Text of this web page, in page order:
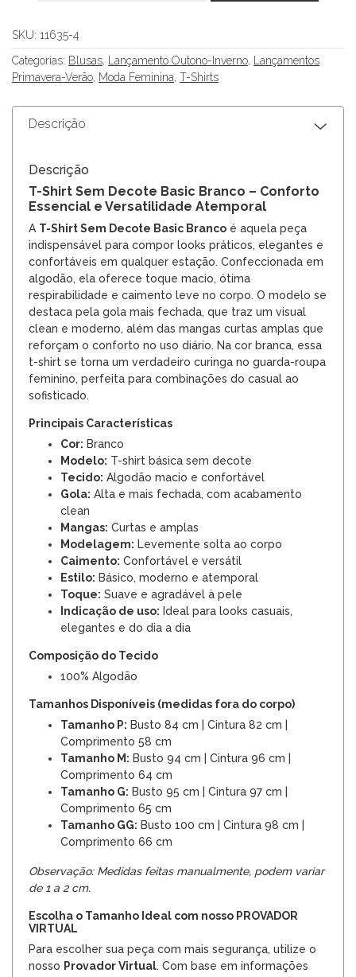
SKU: 11635-4
Categorias: Blusas, Lançamento Outono-Inverno, Lançamentos
Primavera-Verão, Moda Feminina, T-Shirts
Descrição
Descrição
T-Shirt Sem Decote Basic Branco – Conforto
Essencial e Versatilidade Atemporal
A T-Shirt Sem Decote Basic Branco é aquela peça
indispensável para compor looks práticos, elegantes e
confortáveis em qualquer estação. Confeccionada em
algodão, ela oferece toque macio, ótima
respirabilidade e caimento leve no corpo. O modelo se
destaca pela gola mais fechada, que traz um visual
clean e moderno, além das mangas curtas amplas que
reforçam o conforto no uso diário. Na cor branca, essa
t-shirt se torna um verdadeiro curinga no guarda-roupa
feminino, perfeita para combinações do casual ao
sofisticado.
Principais Características
Cor: Branco
Modelo: T-shirt básica sem decote
Tecido: Algodão macio e confortável
Gola: Alta e mais fechada, com acabamento
clean
Mangas: Curtas e amplas
Modelagem: Levemente solta ao corpo
Caimento: Confortável e versátil
Estilo: Básico, moderno e atemporal
Toque: Suave e agradável à pele
Indicação de uso: Ideal para looks casuais,
elegantes e do dia a dia
Composição do Tecido
100% Algodão
Tamanhos Disponíveis (medidas fora do corpo)
Tamanho P: Busto 84 cm | Cintura 82 cm |
Comprimento 58 cm
Tamanho M: Busto 94 cm | Cintura 96 cm |
Comprimento 64 cm
Tamanho G: Busto 95 cm | Cintura 97 cm |
Comprimento 65 cm
Tamanho GG: Busto 100 cm | Cintura 98 cm |
Comprimento 66 cm
Observação: Medidas feitas manualmente, podem variar
de 1 a 2 cm.
Escolha o Tamanho Ideal com nosso PROVADOR
VIRTUAL
Para escolher sua peça com mais segurança, utilize o
nosso Provador Virtual. Com base em informações